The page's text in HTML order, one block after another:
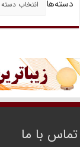
دسته‌ها
تماس با ما